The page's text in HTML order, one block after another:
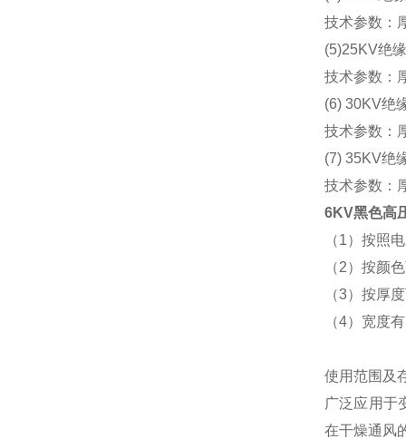
技术参数：
(5)25KV绝
技术参数：
(6) 30KV绝
技术参数：
(7) 35KV绝
技术参数：
6KV黑色高
（1）按照
（2）按颜
（3）按厚
（4）宽度
使用范围及
广泛应用于
在干燥通风